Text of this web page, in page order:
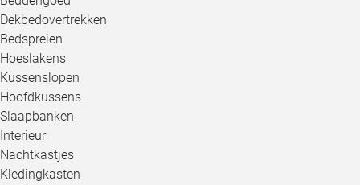
Dekbedovertrekken
Bedspreien
Hoeslakens
Kussenslopen
Hoofdkussens
Slaapbanken
Interieur
Nachtkastjes
Kledingkasten